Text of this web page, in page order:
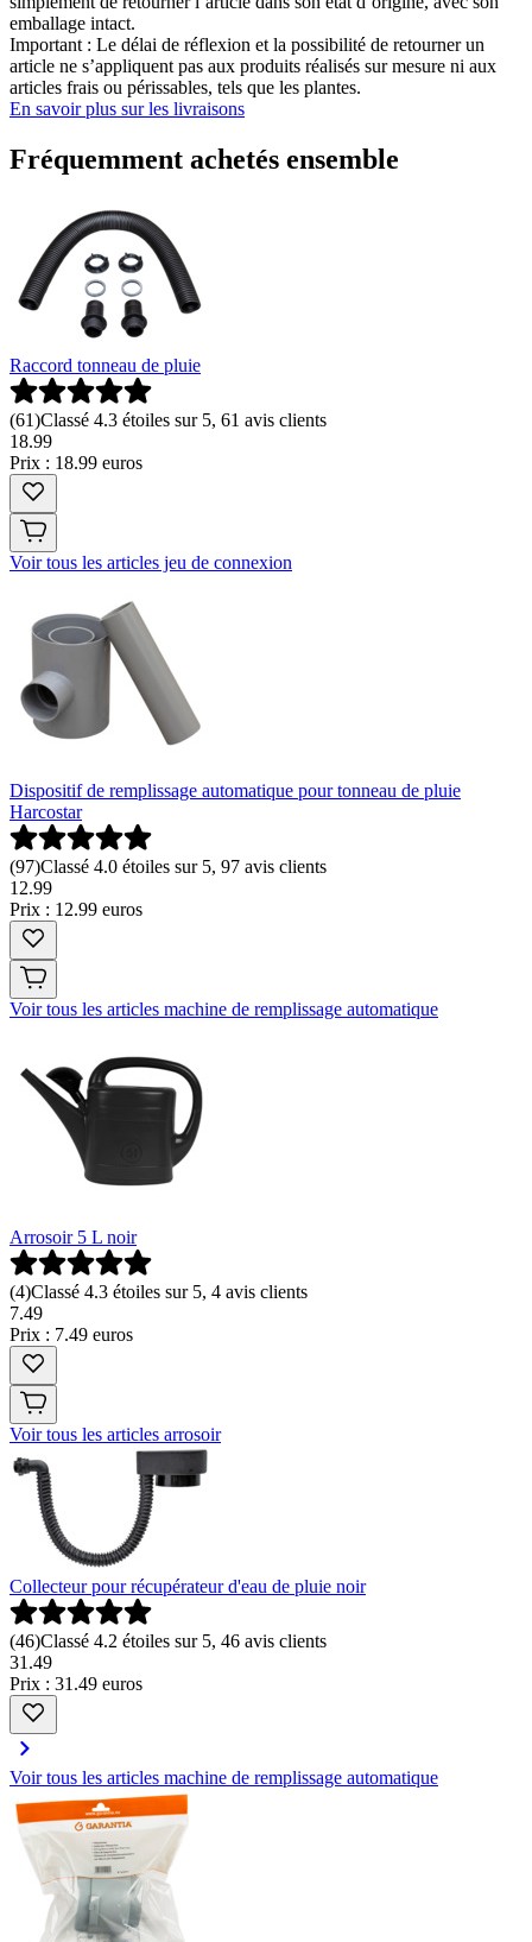
emballage intact.
Important : Le délai de réflexion et la possibilité de retourner un
article ne s’appliquent pas aux produits réalisés sur mesure ni aux
articles frais ou périssables, tels que les plantes.
En savoir plus sur les livraisons
Fréquemment achetés ensemble
Raccord tonneau de pluie
(61)Classé 4.3 étoiles sur 5, 61 avis clients
18.99
Prix : 18.99 euros
Voir tous les articles jeu de connexion
Dispositif de remplissage automatique pour tonneau de pluie
Harcostar
(97)Classé 4.0 étoiles sur 5, 97 avis clients
12.99
Prix : 12.99 euros
Voir tous les articles machine de remplissage automatique
Arrosoir 5 L noir
(4)Classé 4.3 étoiles sur 5, 4 avis clients
7.49
Prix : 7.49 euros
Voir tous les articles arrosoir
Collecteur pour récupérateur d'eau de pluie noir
(46)Classé 4.2 étoiles sur 5, 46 avis clients
31 .49
Prix : 31.49 euros
Voir tous les articles machine de remplissage automatique